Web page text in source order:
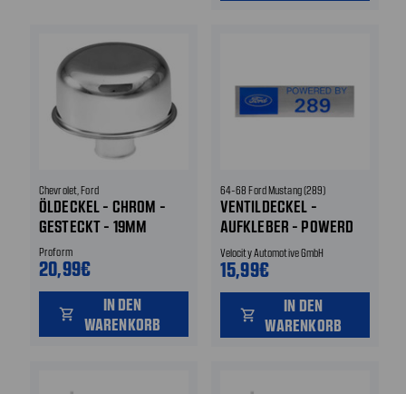
Chevrolet, Ford
ÖLDECKEL - CHROM -
GESTECKT - 19MM
Proform
20,99€
shopping_cart
IN DEN
WARENKORB
64-68 Ford Mustang (289)
VENTILDECKEL -
AUFKLEBER - POWERD
BY 289
Velocity Automotive GmbH
15,99€
shopping_cart
IN DEN
WARENKORB